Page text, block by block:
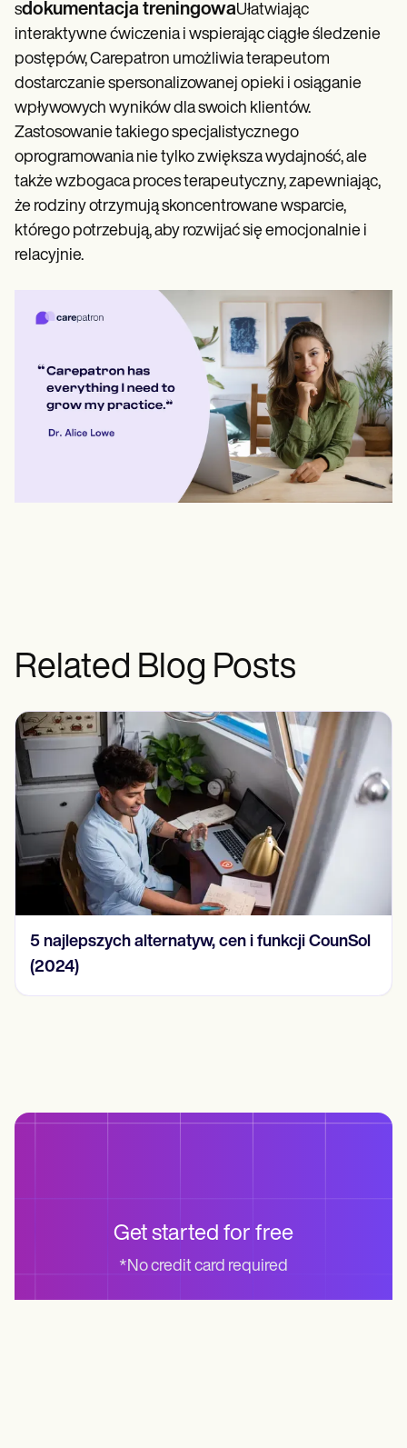
sdokumentacja treningowaUłatwiając
interaktywne ćwiczenia i wspierając ciągłe śledzenie
postępów, Carepatron umożliwia terapeutom
dostarczanie spersonalizowanej opieki i osiąganie
wpływowych wyników dla swoich klientów.
Zastosowanie takiego specjalistycznego
oprogramowania nie tylko zwiększa wydajność, ale
także wzbogaca proces terapeutyczny, zapewniając,
że rodziny otrzymują skoncentrowane wsparcie,
którego potrzebują, aby rozwijać się emocjonalnie i
relacyjnie.
Related Blog Posts
5 najlepszych alternatyw, cen i funkcji CounSol
(2024)
Get started for free
*No credit card required